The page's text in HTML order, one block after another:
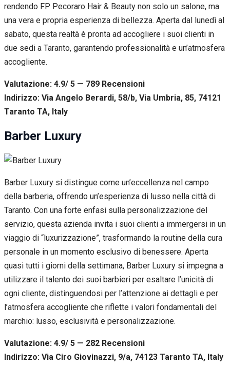
rendendo FP Pecoraro Hair & Beauty non solo un salone, ma
una vera e propria esperienza di bellezza. Aperta dal lunedì al
sabato, questa realtà è pronta ad accogliere i suoi clienti in
due sedi a Taranto, garantendo professionalità e un’atmosfera
accogliente.
Valutazione: 4.9/ 5 — 789 Recensioni
Indirizzo: Via Angelo Berardi, 58/b, Via Umbria, 85, 74121
Taranto TA, Italy
Barber Luxury
Barber Luxury si distingue come un’eccellenza nel campo
della barberia, offrendo un’esperienza di lusso nella città di
Taranto. Con una forte enfasi sulla personalizzazione del
servizio, questa azienda invita i suoi clienti a immergersi in un
viaggio di “luxurizzazione”, trasformando la routine della cura
personale in un momento esclusivo di benessere. Aperta
quasi tutti i giorni della settimana, Barber Luxury si impegna a
utilizzare il talento dei suoi barbieri per esaltare l’unicità di
ogni cliente, distinguendosi per l’attenzione ai dettagli e per
l’atmosfera accogliente che riflette i valori fondamentali del
marchio: lusso, esclusività e personalizzazione.
Valutazione: 4.9/ 5 — 282 Recensioni
Indirizzo: Via Ciro Giovinazzi, 9/a, 74123 Taranto TA, Italy